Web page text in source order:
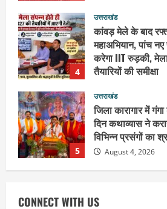
4
उत्तराखंड
कांवड़ मेले के बाद
महाअभियान, पांच
करेगा IIT रुड़की,
तैयारियों की समीक्षा
5
उत्तराखंड
जिला कारागार में
दिन कथाव्यास ने
विभिन्न प्रसंगों का
August 4, 2026
दिन चला हाई वोल्टेज
CONNECT WITH US